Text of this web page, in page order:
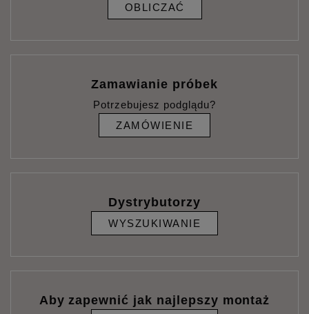
OBLICZAĆ
Zamawianie próbek
Potrzebujesz podglądu?
ZAMÓWIENIE
Dystrybutorzy
WYSZUKIWANIE
Aby zapewnić jak najlepszy montaż